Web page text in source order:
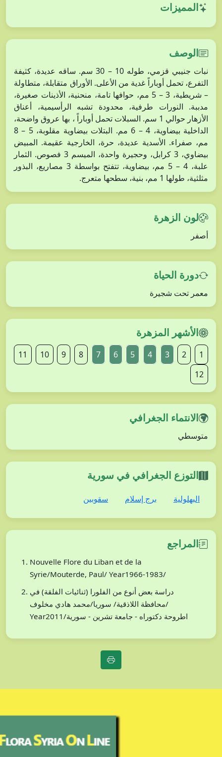
المميزات
الوصف
نبات جنيبي قزمي، طوله 10 – 30 سم. ساقه عديدة، كثيفة
التفرع، تحمل أوباراً غدية من الأعلى. الأوراق متقابلة، متطاولة
– شريطية، 3 – 5 مم، حوافها تامة، منحنية، الأذينات صغيرة،
مدببة. النورات طرفية، محدودة تشبه الرأسيمية، أعناق
الأزهار حوالي 1 سم. السبلات تحمل أوباراً ، بها عروق واضحة،
الداخلية بيضاوية، 4 – 6 مم. البتلات بيضاوية مقلوبة، 5 – 8
مم، صفراء. الأسدية عديدة، حرة، الخارجية عقيمة. المبيض
بيضاوي، 3 كرابل، وحجيرة واحدة، الميسم 3 فصوص. الثمار
علبة، 4 – 5 مم، بيضاوية، تتفتح بواسطة 3 مصاريع، البذور
مثلثية، طولها 1 مم، بنية، سطحها متعرج.
لون الزهرة
أصفر
دورة الحياة
معمر تحت شجيرة
الأشهر المزهرة
1
2
3
4
5
6
7
8
9
10
11
12
الانتماء الجغرافي
متوسطي
التوزع الجغرافي في سورية
البهلولية برج إسلام سقوبين
المراجع
Nouvelle Flore du Liban et de la
Syrie/Mouterde, Paul/ Year1966-1983/
دراسة بعض أنوع من الفلورا (ثنائيات الفلقة) في
محافظة اللاذقية/ سوريا/محمد هادي مخلوف/
Year2011/اطروحة دكتوراه - جامعة تشرين - سورية